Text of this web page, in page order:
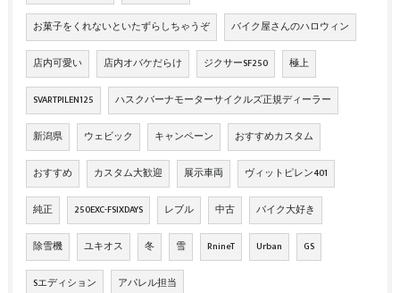
お菓子をくれないといたずらしちゃうぞ バイク屋さんのハロウィン
店内可愛い 店内オバケだらけ ジクサーSF250 極上
SVARTPILEN125 ハスクバーナモーターサイクルズ正規ディーラー
新潟県 ウェビック キャンペーン おすすめカスタム
おすすめ カスタム大歓迎 展示車両 ヴィットピレン401
純正 250EXC-FSIXDAYS レブル 中古 バイク大好き
除雪機 ユキオス 冬 雪 RnineT Urban GS
Sエディション アパレル担当